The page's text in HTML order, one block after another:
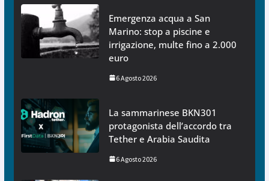
Emergenza acqua a San
Marino: stop a piscine e
irrigazione, multe fino a 2.000
euro
6 Agosto 2026
La sammarinese BKN301
protagonista dell’accordo tra
Tether e Arabia Saudita
6 Agosto 2026